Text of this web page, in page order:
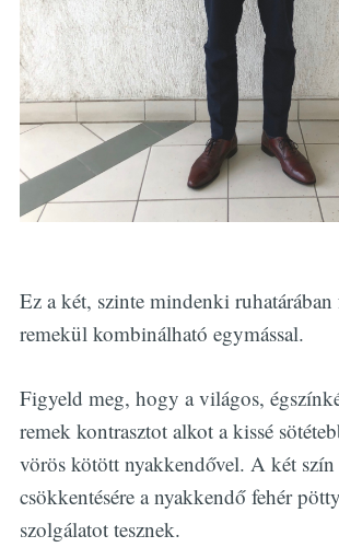
Ez a két, szinte mindenki
remekül kombinálható egymással.
Figyeld meg, hogy a világos,
remek kontrasztot alkot a kissé
vörös kötött nyakkendővel. A két
csökkentésére a nyakkendő fehér
szolgálatot tesznek.